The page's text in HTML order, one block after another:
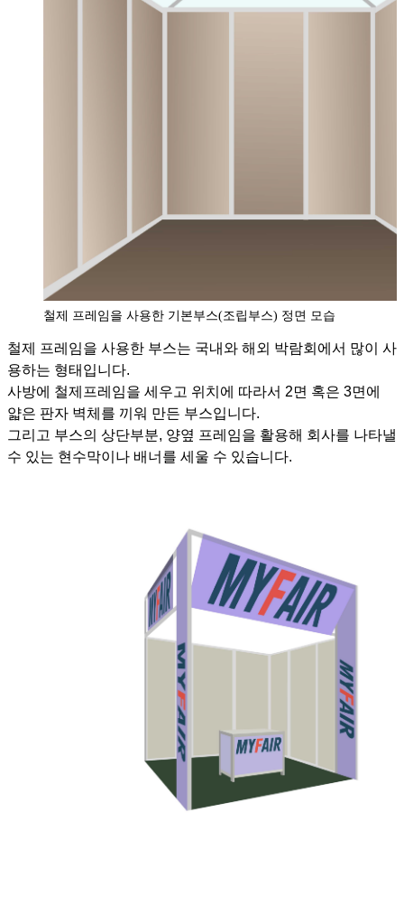
철제 프레임을 사용한 기본부스(조립부스) 정면 모습
철제 프레임을 사용한 부스는 국내와 해외 박람회에서 많이 사
용하는 형태입니다.
사방에 철제프레임을 세우고 위치에 따라서 2면 혹은 3면에
얇은 판자 벽체를 끼워 만든 부스입니다.
그리고 부스의 상단부분, 양옆 프레임을 활용해 회사를 나타낼
수 있는 현수막이나 배너를 세울 수 있습니다.